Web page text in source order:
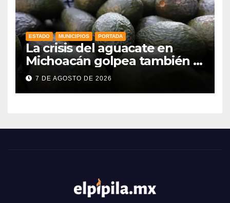
ESTADO MUNICIPIOS PORTADA
La crisis del aguacate en
Michoacán golpea también a
productores de Guanajuato
7 DE AGOSTO DE 2026